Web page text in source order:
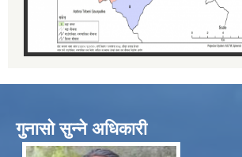
गुनासो सुन्ने अधिकारी